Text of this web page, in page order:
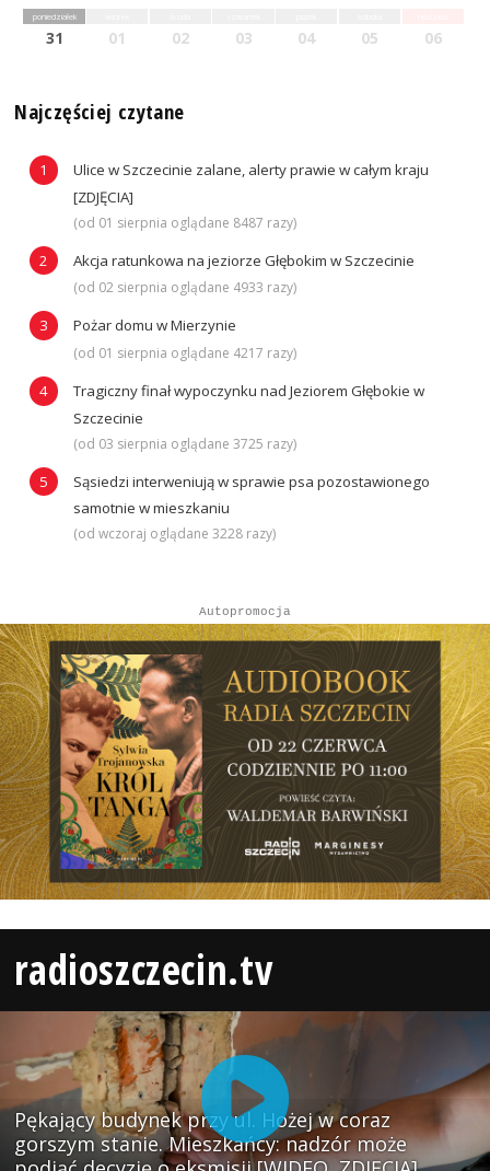
poniedziałek
31 01 02 03 04 05 06
Najczęściej czytane
Ulice w Szczecinie zalane, alerty prawie w całym kraju
[ZDJĘCIA]
(od 01 sierpnia oglądane 8487 razy)
Akcja ratunkowa na jeziorze Głębokim w Szczecinie
(od 02 sierpnia oglądane 4933 razy)
Pożar domu w Mierzynie
(od 01 sierpnia oglądane 4217 razy)
Tragiczny finał wypoczynku nad Jeziorem Głębokie w
Szczecinie
(od 03 sierpnia oglądane 3725 razy)
Sąsiedzi interweniują w sprawie psa pozostawionego
samotnie w mieszkaniu
(od wczoraj oglądane 3228 razy)
Autopromocja
radioszczecin.tv
Pękający budynek przy ul. Hożej w coraz
gorszym stanie. Mieszkańcy: nadzór może